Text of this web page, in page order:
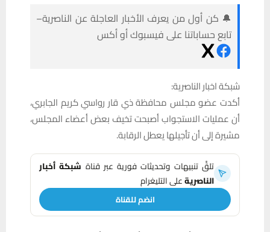
🔔 كن أول من يعرف الأخبار العاجلة عن الناصرية–
تابع حساباتنا على فيسبوك أو أكس
شبكة اخبار الناصرية:
أكدت عضو مجلس محافظة ذي قار رواسي كريم الجابري،
أن عمليات الاستجواب أصبحت تخيف بعض أعضاء المجلس،
مشيرة إلى أن تأجيلها يعطل الرقابة.
تلقَّ تنبيهات وتحديثات فورية عبر قناة شبكة أخبار
الناصريةعلى التليغرام
انضم للقناة